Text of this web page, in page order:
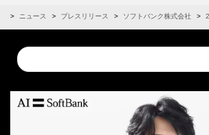
ニュース プレスリリース ソフトバンク株式会社
Conduct
a